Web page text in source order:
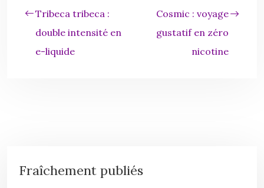
Tribeca tribeca :
double intensité en
e-liquide
Cosmic : voyage
gustatif en zéro
nicotine
Fraîchement publiés